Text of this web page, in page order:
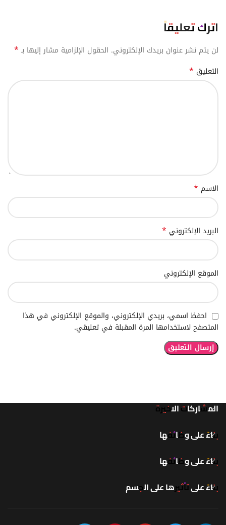
اترك تعليقاً
لن يتم نشر عنوان بريدك الإلكتروني. الحقول الإلزامية مشار إليها بـ *
التعليق *
الاسم *
البريد الإلكتروني *
الموقع الإلكتروني
احفظ اسمي، بريدي الإلكتروني، والموقع الإلكتروني في هذا
المتصفح لاستخدامها المرة المقبلة في تعليقي.
المشاركات الاخيرة
بناءً على وظائفها
بناءً على وظائفها
بناءً على تأثيرها على الجسم